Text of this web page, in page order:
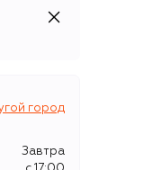
город
Завтра